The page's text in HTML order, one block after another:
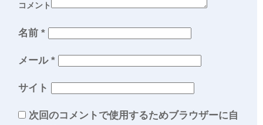
コメント
名前 *
メール *
サイト
次回のコメントで使用するためブラウザーに自